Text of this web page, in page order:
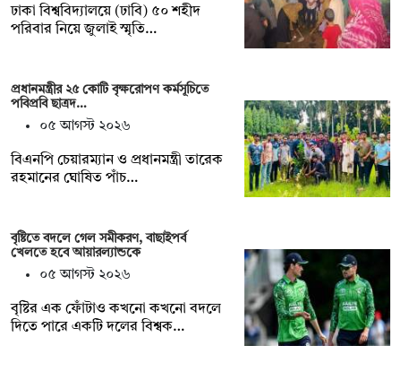
ঢাকা বিশ্ববিদ্যালয়ে (ঢাবি) ৫০ শহীদ
পরিবার নিয়ে জুলাই স্মৃতি…
প্রধানমন্ত্রীর ২৫ কোটি বৃক্ষরোপণ কর্মসূচিতে
পবিপ্রবি ছাত্রদ…
০৫ আগস্ট ২০২৬
বিএনপি চেয়ারম্যান ও প্রধানমন্ত্রী তারেক
রহমানের ঘোষিত পাঁচ…
বৃষ্টিতে বদলে গেল সমীকরণ, বাছাইপর্ব
খেলতে হবে আয়ারল্যান্ডকে
০৫ আগস্ট ২০২৬
বৃষ্টির এক ফোঁটাও কখনো কখনো বদলে
দিতে পারে একটি দলের বিশ্বক…